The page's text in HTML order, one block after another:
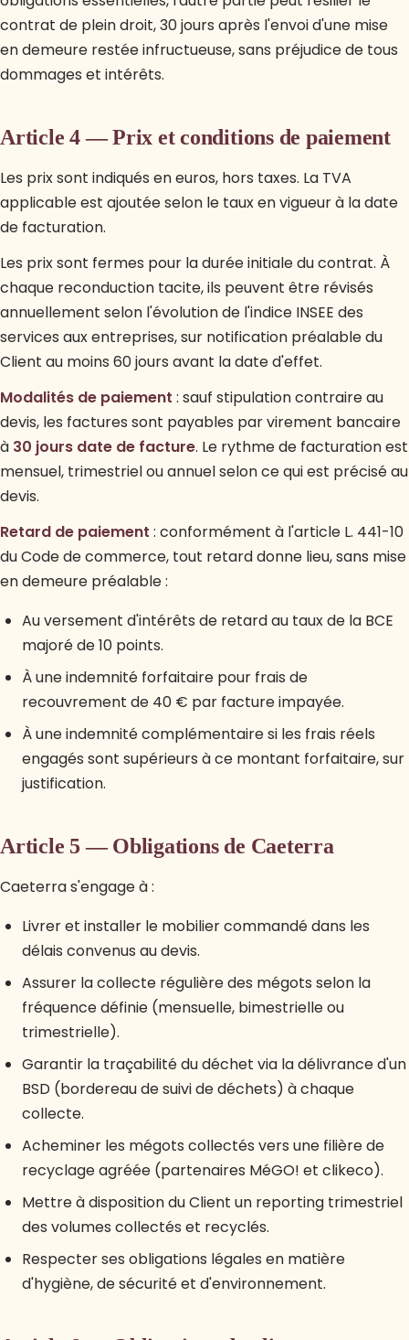
contrat de plein droit, 30 jours après l'envoi d'une mise
en demeure restée infructueuse, sans préjudice de tous
dommages et intérêts.
Article 4 — Prix et conditions de paiement
Les prix sont indiqués en euros, hors taxes. La TVA
applicable est ajoutée selon le taux en vigueur à la date
de facturation.
Les prix sont fermes pour la durée initiale du contrat. À
chaque reconduction tacite, ils peuvent être révisés
annuellement selon l'évolution de l'indice INSEE des
services aux entreprises, sur notification préalable du
Client au moins 60 jours avant la date d'effet.
Modalités de paiement : sauf stipulation contraire au
devis, les factures sont payables par virement bancaire
à 30 jours date de facture. Le rythme de facturation est
mensuel, trimestriel ou annuel selon ce qui est précisé au
devis.
Retard de paiement : conformément à l'article L. 441-10
du Code de commerce, tout retard donne lieu, sans mise
en demeure préalable :
Au versement d'intérêts de retard au taux de la BCE
majoré de 10 points.
À une indemnité forfaitaire pour frais de
recouvrement de 40 € par facture impayée.
À une indemnité complémentaire si les frais réels
engagés sont supérieurs à ce montant forfaitaire, sur
justification.
Article 5 — Obligations de Caeterra
Caeterra s'engage à :
Livrer et installer le mobilier commandé dans les
délais convenus au devis.
Assurer la collecte régulière des mégots selon la
fréquence définie (mensuelle, bimestrielle ou
trimestrielle).
Garantir la traçabilité du déchet via la délivrance d'un
BSD (bordereau de suivi de déchets) à chaque
collecte.
Acheminer les mégots collectés vers une filière de
recyclage agréée (partenaires MéGO! et clikeco).
Mettre à disposition du Client un reporting trimestriel
des volumes collectés et recyclés.
Respecter ses obligations légales en matière
d'hygiène, de sécurité et d'environnement.